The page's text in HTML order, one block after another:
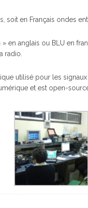
soit en Français ondes
en anglais ou BLU en
radio.
utilisé pour les
et est open-